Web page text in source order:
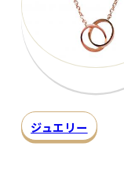
ジュエリー